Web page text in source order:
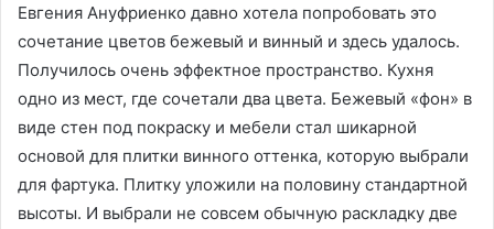
Евгения Ануфриенко давно хотела попробовать это
сочетание цветов бежевый и винный и здесь удалось.
Получилось очень эффектное пространство. Кухня
одно из мест, где сочетали два цвета. Бежевый «фон» в
виде стен под покраску и мебели стал шикарной
основой для плитки винного оттенка, которую выбрали
для фартука. Плитку уложили на половину стандартной
высоты. И выбрали не совсем обычную раскладку две